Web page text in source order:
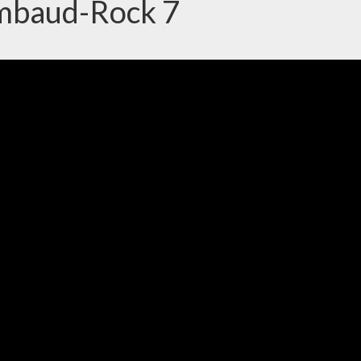
Rock 7